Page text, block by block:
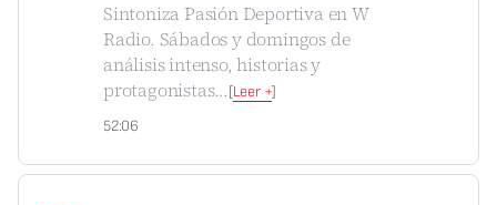
Sintoniza Pasión Deportiva en W
Radio. Sábados y domingos de
análisis intenso, historias y
protagonistas...[Leer +]
52:06